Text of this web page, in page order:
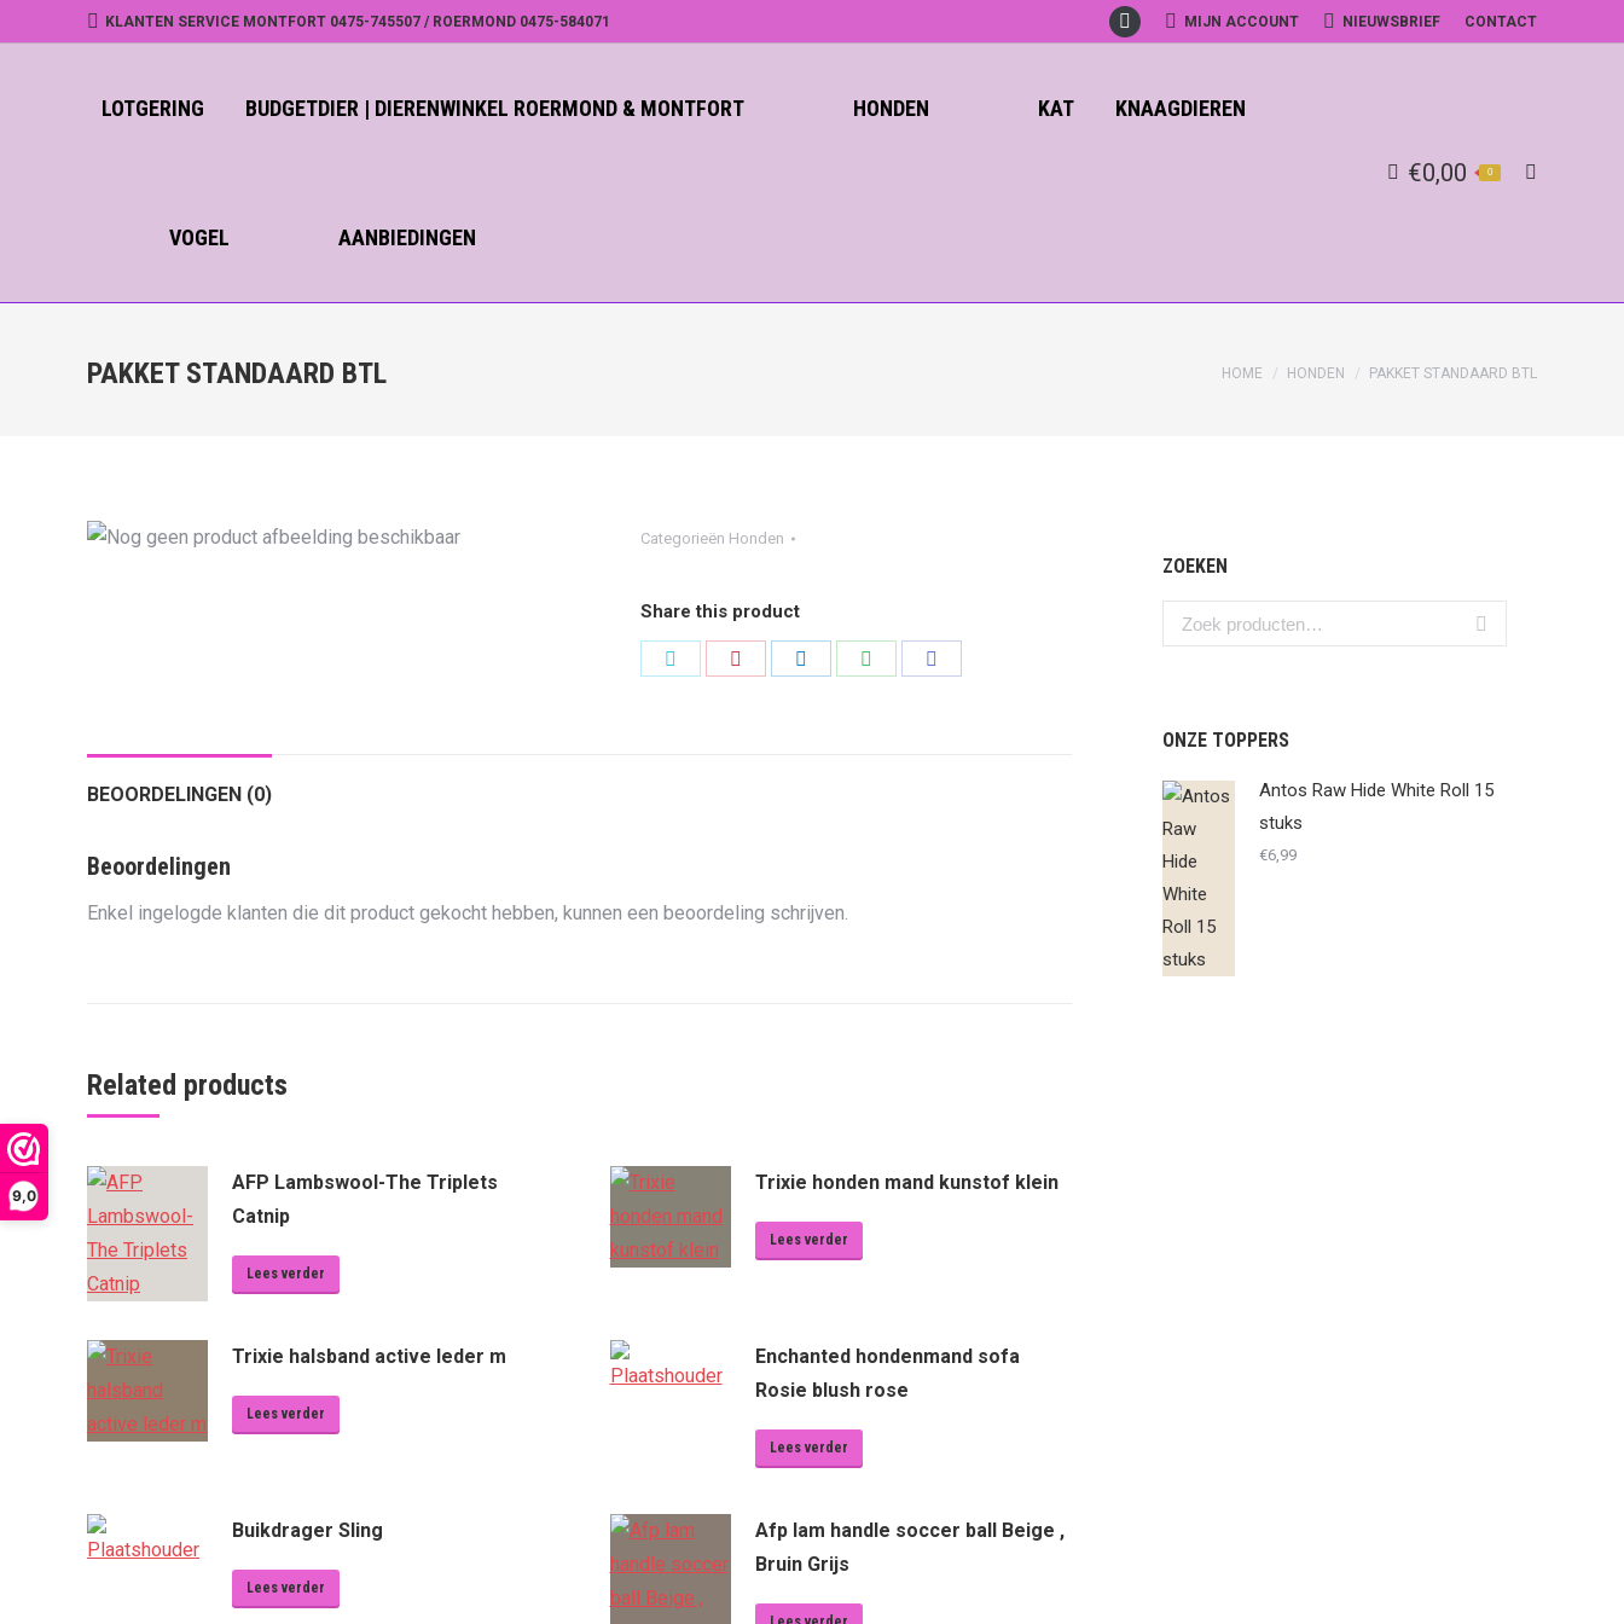
9,0
KLANTEN SERVICE MONTFORT 0475-745507 / ROERMOND 0475-584071
Facebook
MIJN ACCOUNT NIEUWSBRIEF CONTACT
LOTGERING BUDGETDIER | DIERENWINKEL ROERMOND & MONTFORT HONDEN KAT KNAAGDIEREN
VOGEL AANBIEDINGEN
€0,00 0 Search:
PAKKET STANDAARD BTL HOME HONDEN PAKKET STANDAARD BTL
Categorieën Honden
Share this product
BEOORDELINGEN (0)
Beoordelingen
Enkel ingelogde klanten die dit product gekocht hebben, kunnen een beoordeling schrijven.
Related products
AFP Lambswool-The Triplets
Catnip
Lees verder
Trixie honden mand kunstof klein
Lees verder
Trixie halsband active leder m
Lees verder
Enchanted hondenmand sofa
Rosie blush rose
Lees verder
Buikdrager Sling
Lees verder
Afp lam handle soccer ball Beige ,
Bruin Grijs
ZOEKEN
ONZE TOPPERS
Antos Raw Hide White Roll 15
stuks
€6,99